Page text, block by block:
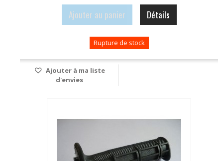
Ajouter au panier Détails
Rupture de stock
Ajouter à ma liste
d'envies